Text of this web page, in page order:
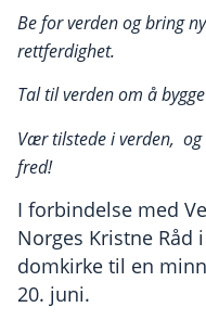
Be for verden og bring
rettferdighet.
Tal til verden om å
Vær tilstede i verden, og
fred!
I forbindelse med
Norges Kristne Råd
domkirke til en
20. juni.